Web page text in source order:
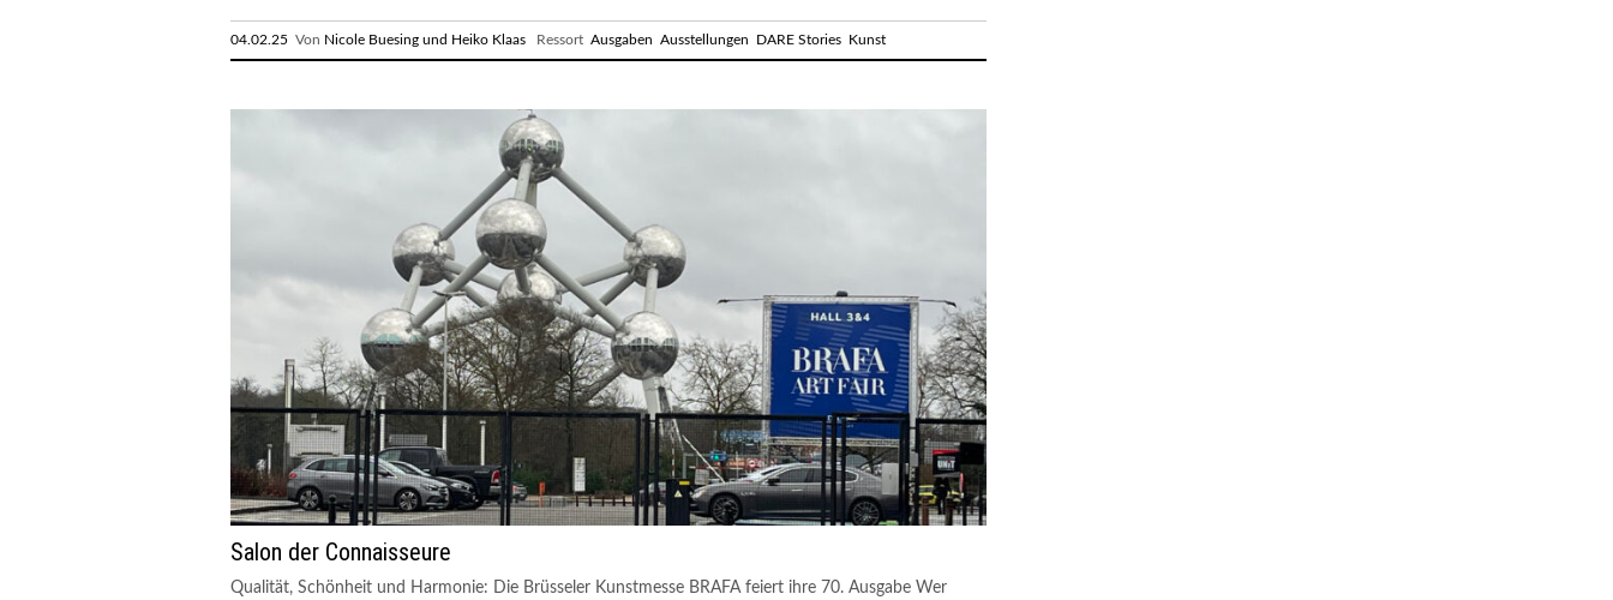
04.02.25 Von Nicole Buesing und Heiko Klaas Ressort Ausgaben Ausstellungen DARE Stories Kunst
Salon der Connaisseure
Qualität, Schönheit und Harmonie: Die Brüsseler Kunstmesse BRAFA feiert ihre 70. Ausgabe Wer